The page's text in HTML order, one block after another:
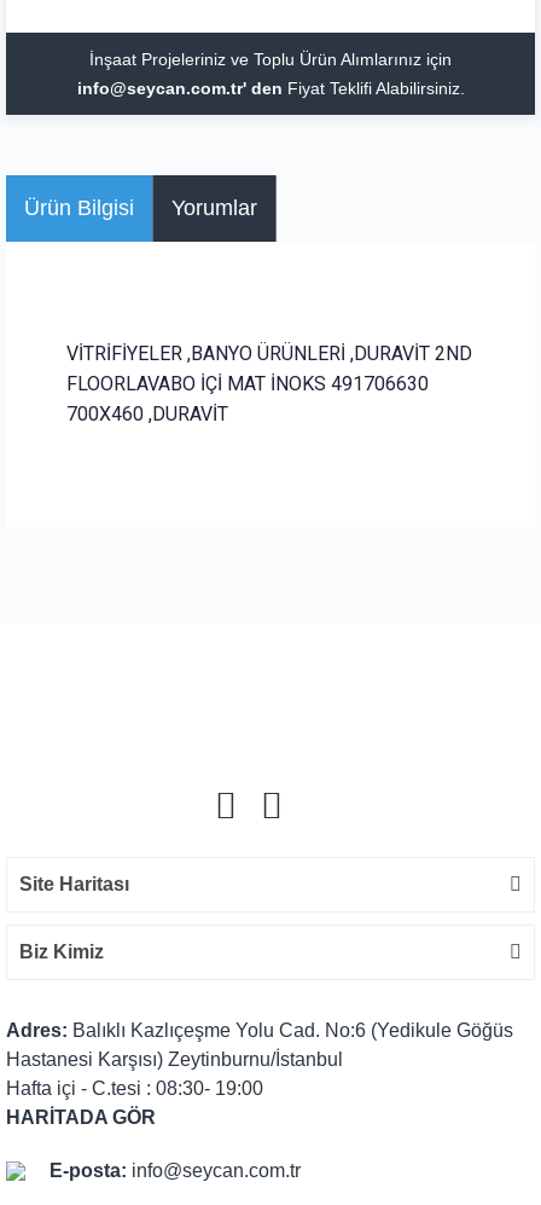
İnşaat Projeleriniz ve Toplu Ürün Alımlarınız için
info@seycan.com.tr' den Fiyat Teklifi Alabilirsiniz.
Ürün Bilgisi Yorumlar
VİTRİFİYELER ,BANYO ÜRÜNLERİ ,DURAVİT 2ND
FLOORLAVABO İÇİ MAT İNOKS 491706630
700X460 ,DURAVİT
Site Haritası
Biz Kimiz
Adres: Balıklı Kazlıçeşme Yolu Cad. No:6 (Yedikule Göğüs
Hastanesi Karşısı) Zeytinburnu/İstanbul
Hafta içi - C.tesi : 08:30- 19:00
HARİTADA GÖR
E-posta: info@seycan.com.tr